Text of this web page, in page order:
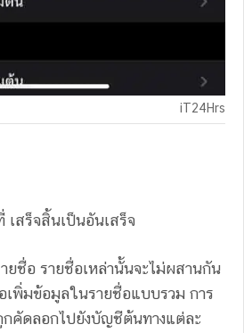
iT24Hrs
เสร็จสิ้นเป็นอันเสร็จ
ยชื่อ รายชื่อเหล่านั้นจะไม่ผสานกัน
พิ่มข้อมูลในรายชื่อแบบรวม การ
กคัดลอกไปยังบัญชีต้นทางแต่ละ